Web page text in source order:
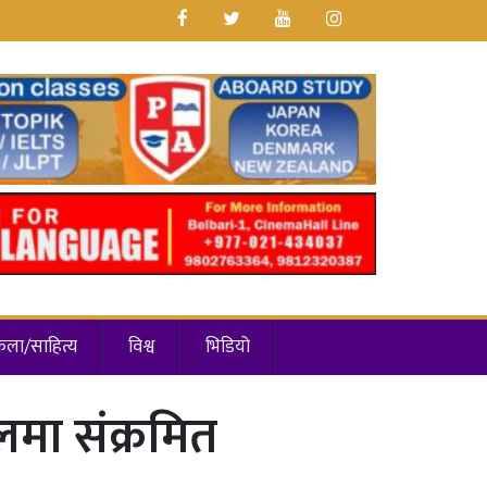
साहित्य विश्व भिडियो
संक्रमित